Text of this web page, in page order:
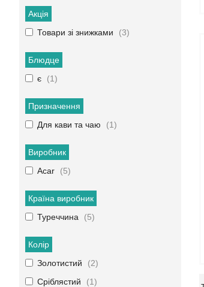
Акція
Товари зі знижками
3
Блюдце
є
1
Призначення
Для кави та чаю
1
Виробник
Acar
5
Країна виробник
Туреччина
5
Колір
Золотистий
2
Сріблястий
1